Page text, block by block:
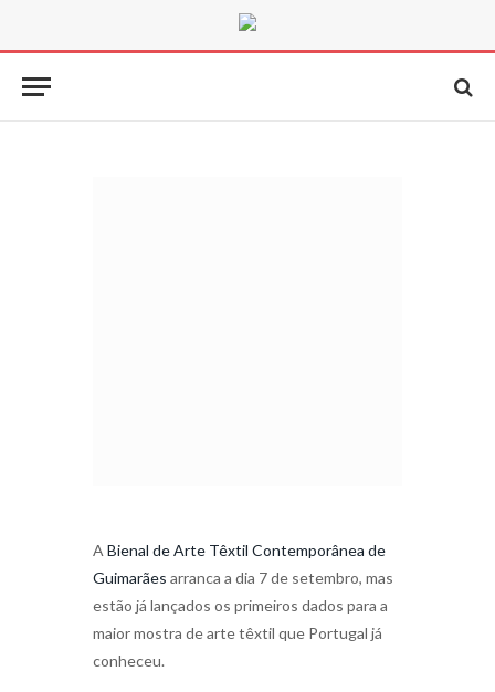
A Bienal de Arte Têxtil Contemporânea de
Guimarães arranca a dia 7 de setembro, mas
estão já lançados os primeiros dados para a
maior mostra de arte têxtil que Portugal já
conheceu.